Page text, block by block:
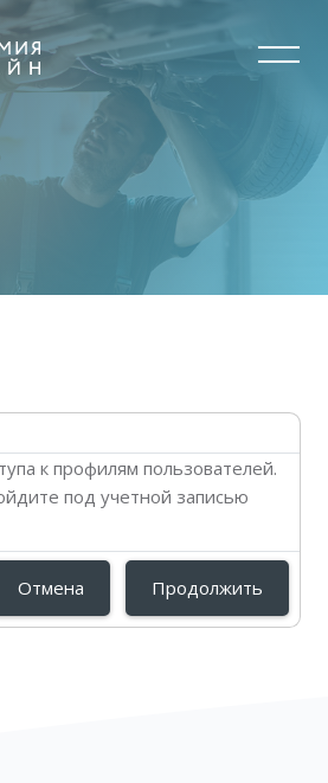
к профилям пользователей.
под учетной записью
Отмена Продолжить